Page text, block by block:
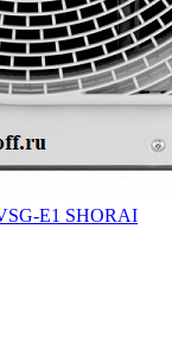
E1 SHORAI